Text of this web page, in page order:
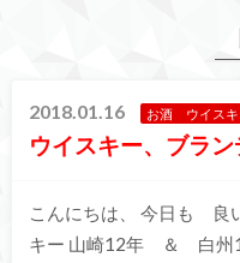
2018.01.16 お酒 ウイス
ウイスキー、ブラ
こんにちは、 今日も 良
キー 山崎12年 ＆ 白州